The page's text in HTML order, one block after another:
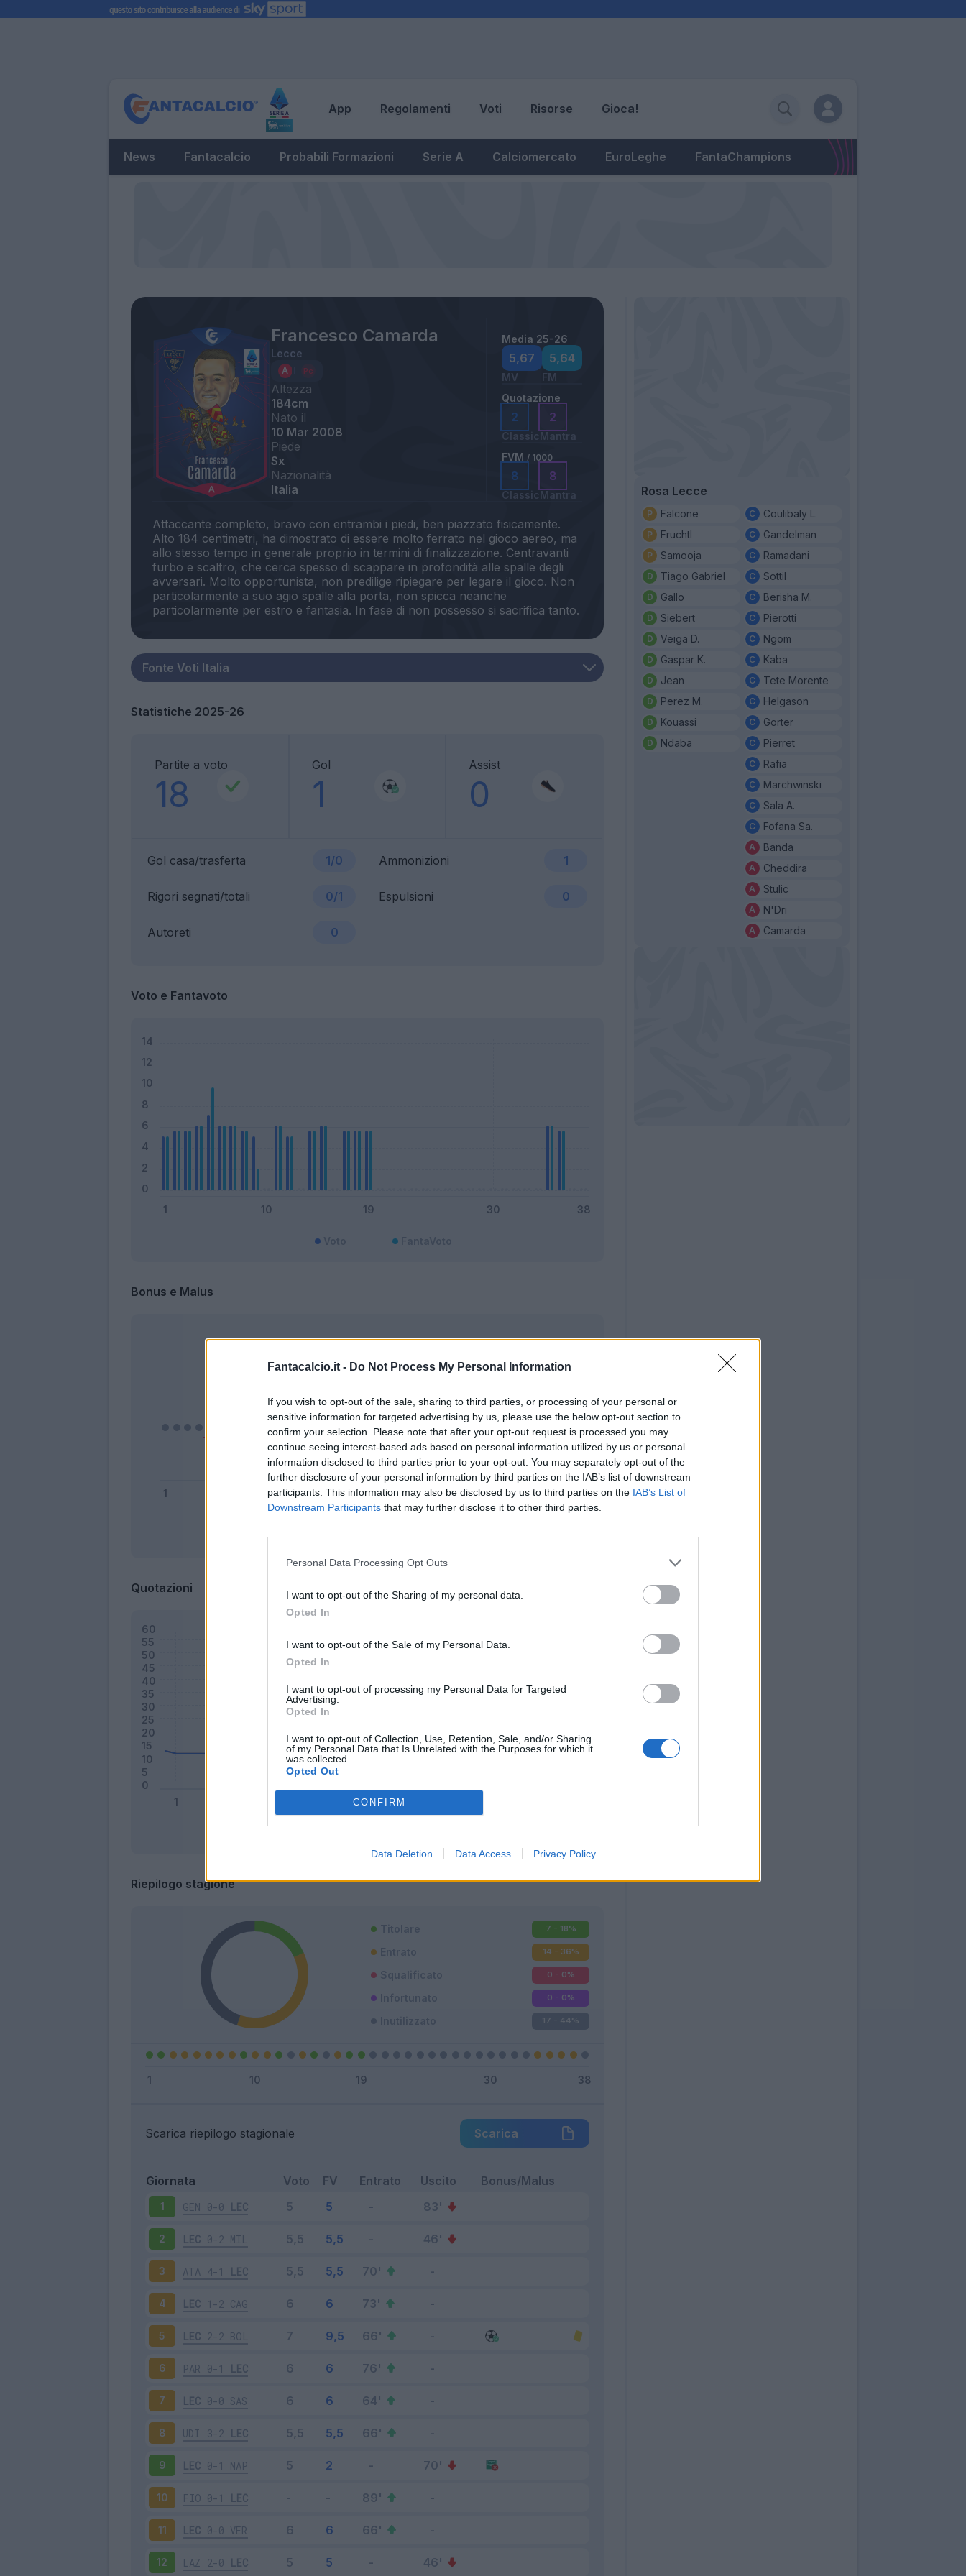
Fantacalcio.it - Do Not Process My Personal Information
If you wish to opt-out of the sale, sharing to third parties, or processing of your personal or
sensitive information for targeted advertising by us, please use the below opt-out section to
confirm your selection. Please note that after your opt-out request is processed you may
continue seeing interest-based ads based on personal information utilized by us or personal
information disclosed to third parties prior to your opt-out. You may separately opt-out of the
further disclosure of your personal information by third parties on the IAB’s list of downstream
participants. This information may also be disclosed by us to third parties on the IAB’s List of
Downstream Participants that may further disclose it to other third parties.
Personal Data Processing Opt Outs
I want to opt-out of the Sharing of my personal data.
Opted In
I want to opt-out of the Sale of my Personal Data.
Opted In
I want to opt-out of processing my Personal Data for Targeted
Advertising.
Opted In
I want to opt-out of Collection, Use, Retention, Sale, and/or Sharing
of my Personal Data that Is Unrelated with the Purposes for which it
was collected.
Opted Out
CONFIRM
Data Deletion Data Access Privacy Policy
App Regolamenti Voti Risorse Gioca!
News Fantacalcio Probabili Formazioni Serie A Calciomercato EuroLeghe FantaChampions
Francesco Camarda
Lecce
Altezza
184cm
Nato il
10 Mar 2008
Piede
Sx
Nazionalità
Italia
Media 25-26
5,67
MV
5,64
FM
Quotazione
2
Classic
2
Mantra
FVM / 1000
8
Classic
8
Mantra
Attaccante completo, bravo con entrambi i piedi, ben piazzato fisicamente.
Alto 184 centimetri, ha dimostrato di essere molto ferrato nel gioco aereo, ma
allo stesso tempo in generale proprio in termini di finalizzazione. Centravanti
furbo e scaltro, che cerca spesso di scappare in profondità alle spalle degli
avversari. Molto opportunista, non predilige ripiegare per legare il gioco. Non
particolarmente a suo agio spalle alla porta, non spicca neanche
Statistiche 2025-26
Partite a voto
18
Gol
1
Assist
0
Gol casa/trasferta 1/0 Ammonizioni 1
Rigori segnati/totali 0/1 Espulsioni 0
Autoreti 0
Voto e Fantavoto
Bonus e Malus
Bonus Malus Presenze a voto
Quotazioni
Riepilogo stagione
Titolare 7 - 18%
Entrato 14 - 36%
Squalificato 0 - 0%
Infortunato 0 - 0%
17 - 44%
Scarica riepilogo stagionale Scarica
Giornata Voto FV Entrato Uscito Bonus/Malus
1 GEN 0-0 LEC
2 LEC 0-2 MIL
3 ATA 4-1 LEC
4 LEC 1-2 CAG
5 LEC 2-2 BOL
6 PAR 0-1 LEC
7 LEC 0-0 SAS
8 UDI 3-2 LEC
9 LEC 0-1 NAP
10 FIO 0-1 LEC
11 LEC 0-0 VER
12 LAZ 2-0 LEC
Rosa Lecce
Falcone
Fruchtl
Samooja
Tiago Gabriel
Gallo
Siebert
Veiga D.
Gaspar K.
Jean
Perez M.
Kouassi
Ndaba
Coulibaly L.
Gandelman
Ramadani
Sottil
Berisha M.
Pierotti
Ngom
Kaba
Tete Morente
Helgason
Gorter
Pierret
Rafia
Marchwinski
Sala A.
Fofana Sa.
Banda
Cheddira
Stulic
N'Dri
Camarda